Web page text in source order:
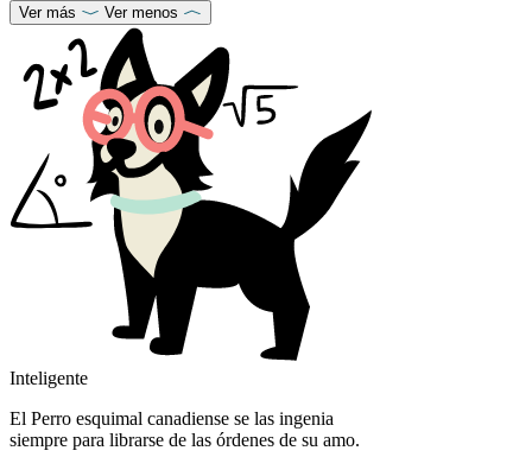
Ver más Ver menos
Inteligente
El Perro esquimal canadiense se las ingenia
siempre para librarse de las órdenes de su amo.